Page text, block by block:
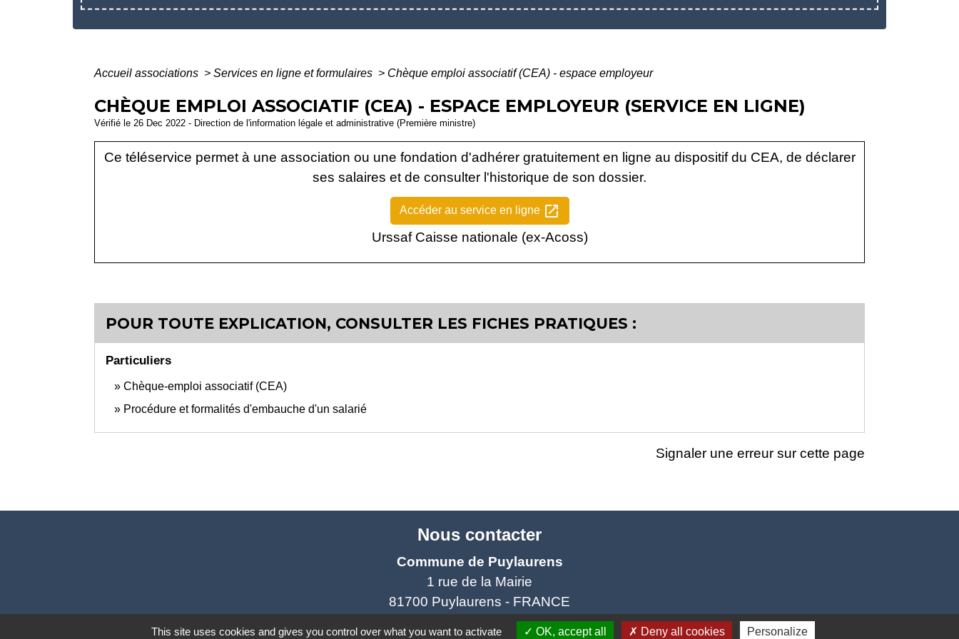
Accueil associations > Services en ligne et formulaires > Chèque emploi associatif (CEA) - espace employeur
CHÈQUE EMPLOI ASSOCIATIF (CEA) - ESPACE EMPLOYEUR (SERVICE EN LIGNE)
Vérifié le 26 Dec 2022 - Direction de l'information légale et administrative (Première ministre)
Ce téléservice permet à une association ou une fondation d'adhérer gratuitement en ligne au dispositif du CEA, de déclarer
ses salaires et de consulter l'historique de son dossier.
Accéder au service en ligne open_in_new
Urssaf Caisse nationale (ex-Acoss)
POUR TOUTE EXPLICATION, CONSULTER LES FICHES PRATIQUES :
Particuliers
Chèque-emploi associatif (CEA)
Procédure et formalités d'embauche d'un salarié
Signaler une erreur sur cette page
Nous contacter
Commune de Puylaurens
1 rue de la Mairie
81700 Puylaurens - FRANCE
+33 5 63 75 00 18
This site uses cookies and gives you control over what you want to activate OK, accept all Deny all cookies Personalize